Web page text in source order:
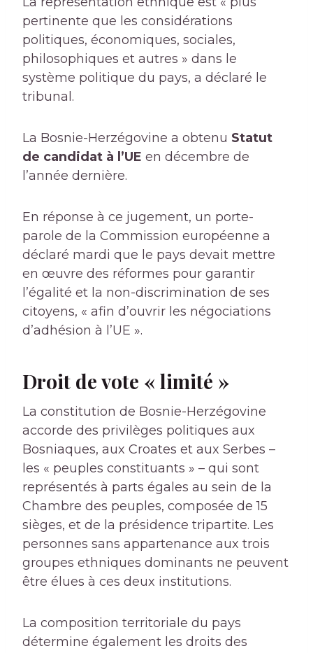
pertinente que les considérations
politiques, économiques, sociales,
philosophiques et autres » dans le
système politique du pays, a déclaré le
tribunal.
La Bosnie-Herzégovine a obtenu Statut
de candidat à l’UE en décembre de
l’année dernière.
En réponse à ce jugement, un porte-
parole de la Commission européenne a
déclaré mardi que le pays devait mettre
en œuvre des réformes pour garantir
l’égalité et la non-discrimination de ses
citoyens, « afin d’ouvrir les négociations
d’adhésion à l’UE ».
Droit de vote « limité »
La constitution de Bosnie-Herzégovine
accorde des privilèges politiques aux
Bosniaques, aux Croates et aux Serbes –
les « peuples constituants » – qui sont
représentés à parts égales au sein de la
Chambre des peuples, composée de 15
sièges, et de la présidence tripartite. Les
personnes sans appartenance aux trois
groupes ethniques dominants ne peuvent
être élues à ces deux institutions.
La composition territoriale du pays
détermine également les droits des